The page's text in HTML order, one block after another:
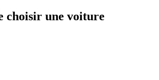
choisir une voiture